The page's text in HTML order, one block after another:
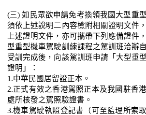
(三) 如民眾欲申請免考換領我國大型重
須依上述說明二內容檢附相關證明文件
上述證明文件，亦可攜帶下列應備證件
型重型機車駕駛訓練課程之駕訓班洽辦
受訓完成後，向該駕訓班申請「大型重
證明」：
1.中華民國居留證正本。
2.正式有效之香港駕照正本及我國駐香
處所核發之駕照驗證書。
3.機車駕駛執照登記書（可至監理所索